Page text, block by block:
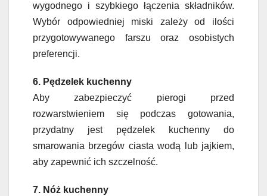
wygodnego i szybkiego łączenia składników.
Wybór odpowiedniej miski zależy od ilości
przygotowywanego farszu oraz osobistych
preferencji.
6. Pędzelek kuchenny
Aby zabezpieczyć pierogi przed
rozwarstwieniem się podczas gotowania,
przydatny jest pędzelek kuchenny do
smarowania brzegów ciasta wodą lub jajkiem,
aby zapewnić ich szczelność.
7. Nóż kuchenny